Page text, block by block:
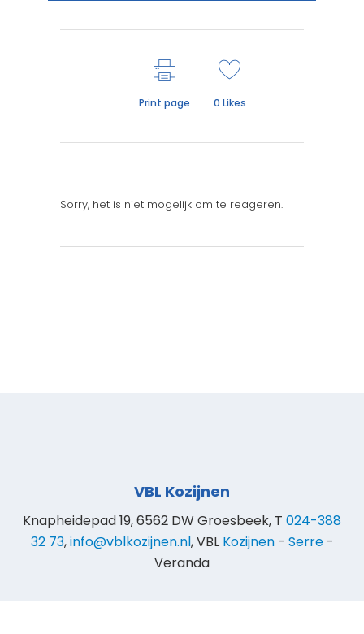
Print page 0 Likes
Sorry, het is niet mogelijk om te reageren.
VBL Kozijnen
Knapheidepad 19, 6562 DW Groesbeek, T 024-388
32 73,info@vblkozijnen.nl, VBL Kozijnen- Serre-
Veranda